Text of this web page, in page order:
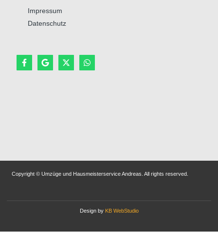
Impressum
Datenschutz
Copyright © Umzüge und Hausmeisterservice Andreas. All rights reserved.
Design by KB WebStudio